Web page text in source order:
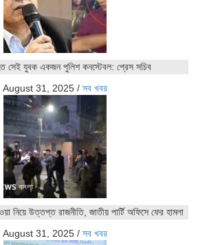
সেই যুবক একজন পুলিশ কনস্টেবল: প্রেস সচিব
August 31, 2025 / সব খবর
নিয়ে উত্তপ্ত রাজনীতি, জাতীয় পার্টি অফিসে ফের হামলা
August 31, 2025 / সব খবর